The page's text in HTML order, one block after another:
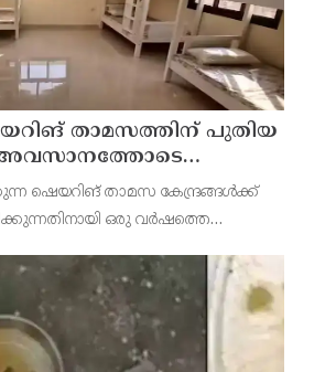
താമസത്തിന് പുതിയ
അവസാനത്തോടെ
ഷെയറിങ് താമസ കേന്ദ്രങ്ങള്‍ക്ക്
ഒരു വര്‍ഷത്തെ